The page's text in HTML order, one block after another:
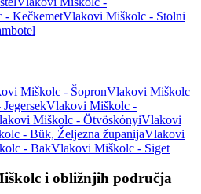
KečkemetVlakovi Miškolc - Stolni
Miškolc - ŠopronVlakovi Miškolc
Vlakovi Miškolc -
Miškolc - ÖtvöskónyiVlakovi
- Bük, Željezna županijaVlakovi
- BakVlakovi Miškolc - Siget
i obližnjih područja